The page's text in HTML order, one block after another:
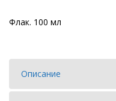
Флак. 100 мл
Описание